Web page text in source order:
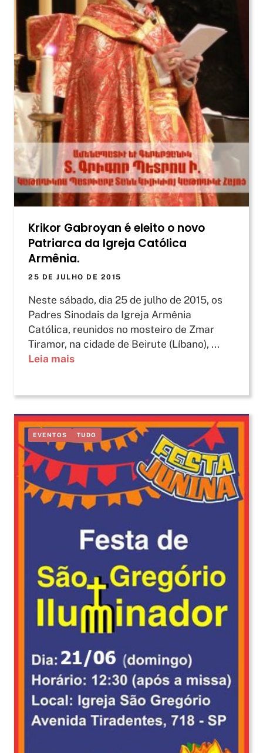
Krikor Gabroyan é eleito o novo
Patriarca da Igreja Católica
Armênia.
25 DE JULHO DE 2015
Neste sábado, dia 25 de julho de 2015, os
Padres Sinodais da Igreja Armênia
Católica, reunidos no mosteiro de Zmar
Tiramor, na cidade de Beirute (Líbano), ...
Leia mais
EVENTOS TUDO